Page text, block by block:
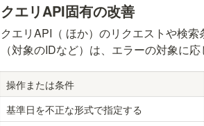
クエリAPI固有の改善
クエリAPI（ ほか）のリクエストや検
（対象のIDなど）は、エラーの対象に応
操作または条件
基準日を不正な形式で指定する